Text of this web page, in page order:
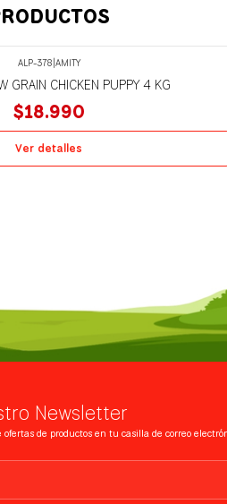
ALP-378 AMITY
GRAIN CHICKEN PUPPY 4 KG
$18.990
Ver detalles
Newsletter
de productos en tu casilla de correo